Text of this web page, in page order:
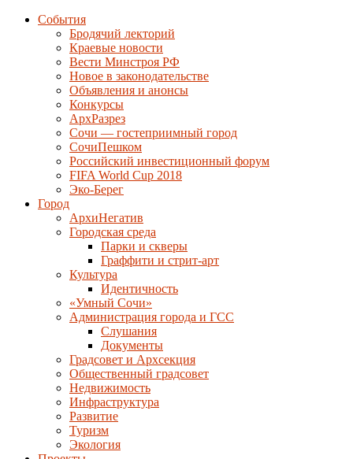
События
Бродячий лекторий
Краевые новости
Вести Минстроя РФ
Новое в законодательстве
Объявления и анонсы
Конкурсы
АрхРазрез
Сочи — гостеприимный город
СочиПешком
Российский инвестиционный форум
FIFA World Cup 2018
Эко-Берег
Город
АрхиНегатив
Городская среда
Парки и скверы
Граффити и стрит-арт
Культура
Идентичность
«Умный Сочи»
Администрация города и ГСС
Слушания
Документы
Градсовет и Архсекция
Общественный градсовет
Недвижимость
Инфраструктура
Развитие
Туризм
Экология